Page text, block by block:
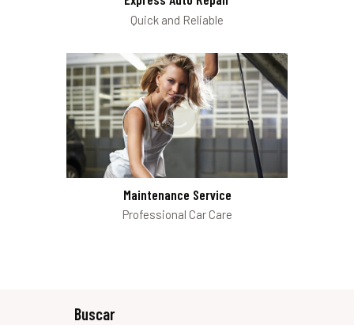
Quick and Reliable
Maintenance Service
Professional Car Care
Buscar